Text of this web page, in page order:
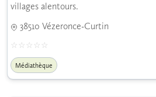
villages alentours.
38510 Vézeronce-Curtin
Médiathèque